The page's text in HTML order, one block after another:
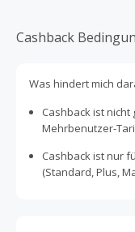
Cashback
Was hindert mich
Cashback ist nicht
Mehrbenutzer-
Cashback ist nur
(Standard, Plus,